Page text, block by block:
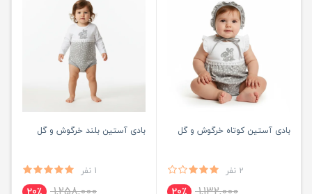
بادی آستین کوتاه خرگوش و گل
2 نفر
بادی آستین بلند خرگوش و گل
1 نفر